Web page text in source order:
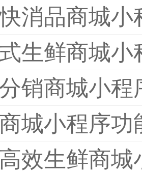
消品商城
生鲜商城小
分销商城小
城小程序功
效生鲜商城